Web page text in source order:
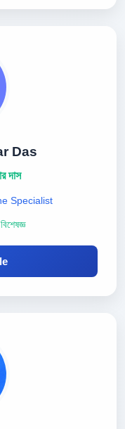
Das
দাস
Specialist